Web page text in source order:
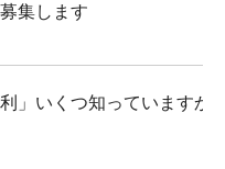
集します
」いくつ知っていますか